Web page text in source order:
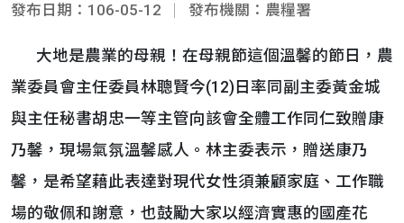
發布日期：106-05-12 發布機關：農糧署
大地是農業的母親！在母親節這個溫馨的節日，農
業委員會主任委員林聰賢今(12)日率同副主委黃金城
與主任秘書胡忠一等主管向該會全體工作同仁致贈康
乃馨，現場氣氛溫馨感人。林主委表示，贈送康乃
馨，是希望藉此表達對現代女性須兼顧家庭、工作職
場的敬佩和謝意，也鼓勵大家以經濟實惠的國產花